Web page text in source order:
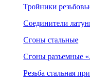
Тройники
Соединители
Сгоны стальные
Сгоны разъемные
Резьба стальная